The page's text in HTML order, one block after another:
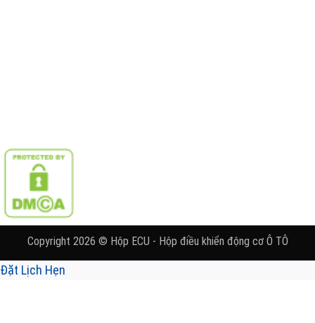
Copyright 2026 © Hộp ECU - Hộp điều khiển động cơ Ô TÔ
Đặt Lịch Hẹn